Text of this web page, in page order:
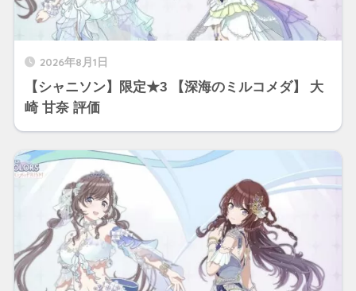
2026年8月1日
【シャニソン】限定★3 【深海のミルコメダ】 大
崎 甘奈 評価